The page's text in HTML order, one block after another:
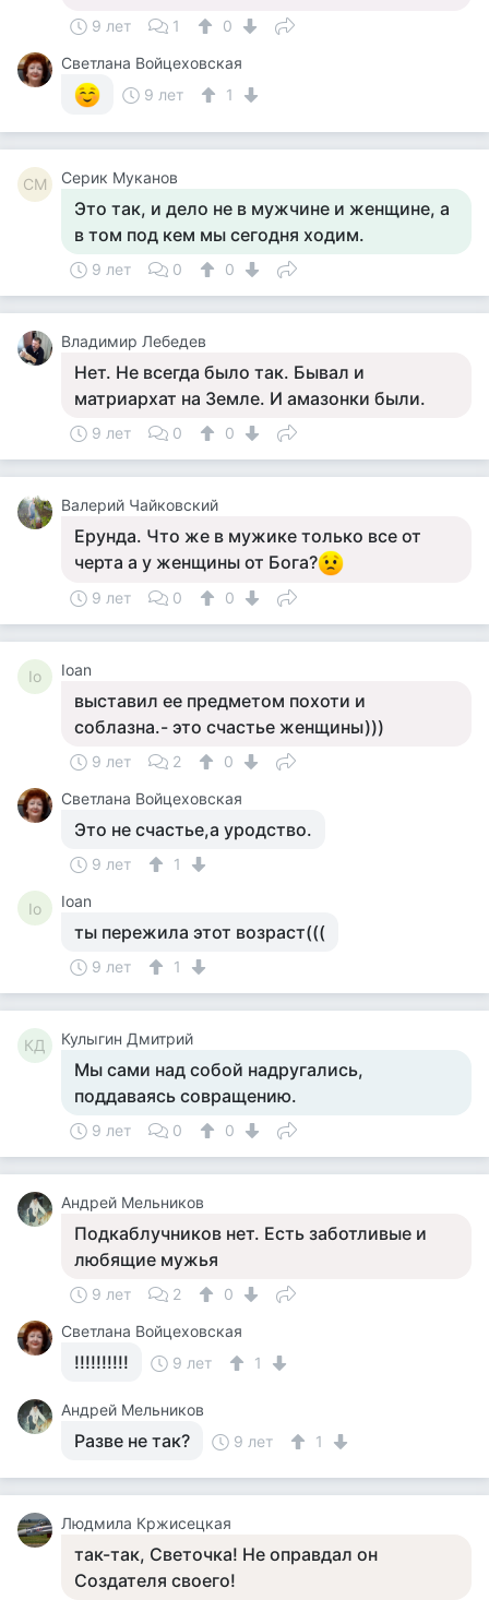
9 лет 1
0
Светлана Войцеховская
9 лет
1
СМ Серик Муканов
Это так, и дело не в мужчине и женщине, а
в том под кем мы сегодня ходим.
9 лет 0 0
Владимир Лебедев
Нет. Не всегда было так. Бывал и
матриархат на Земле. И амазонки были.
9 лет 0 0
Валерий Чайковский
Ерунда. Что же в мужике только все от
черта а у женщины от Бога?
9 лет 0 0
Io Ioan
выставил ее предметом похоти и
соблазна.- это счастье женщины)))
9 лет 2
0
Светлана Войцеховская
Это не счастье,а уродство.
9 лет 1
Io Ioan
ты пережила этот возраст(((
9 лет 1
КД Кулыгин Дмитрий
Мы сами над собой надругались,
поддаваясь совращению.
9 лет 0 0
Андрей Мельников
Подкаблучников нет. Есть заботливые и
любящие мужья
9 лет 2
0
Светлана Войцеховская
!!!!!!!!!! 9 лет 1
Андрей Мельников
Разве не так? 9 лет 1
Людмила Кржисецкая
так-так, Светочка! Не оправдал он
Создателя своего!